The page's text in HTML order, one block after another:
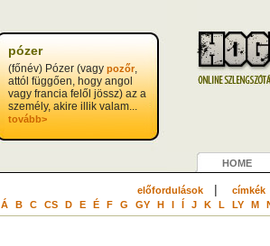
pózer
(főnév) Pózer (vagy pozőr,
attól függően, hogy angol
vagy francia felől jössz) az a
személy, akire illik valam...
tovább>
HOME
előfordulások| címkék
Á B C CS D E É F G GY H I Í J K L LY M